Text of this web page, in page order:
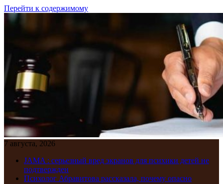
Перейти к содержимому
7 августа, 2026
JAMA : серьезный вред экранов для психики детей не
подтвержден
Психолог Абравитова рассказала, почему опасно